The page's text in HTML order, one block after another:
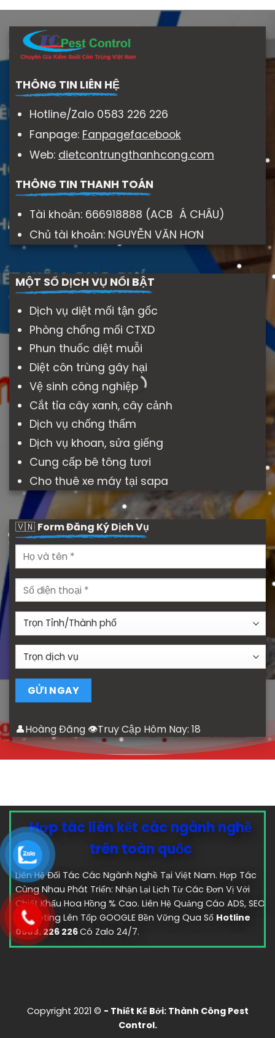
THÔNG TIN LIÊN HỆ
Hotline/Zalo 0583 226 226
Fanpage: Fanpagefacebook
Web: dietcontrungthanhcong.com
THÔNG TIN THANH TOÁN
Tài khoản: 666918888 (ACB Á CHÂU)
Chủ tài khoản: NGUYỄN VĂN HƠN
MỘT SỐ DỊCH VỤ NỔI BẬT
Dịch vụ diệt mối tận gốc
Phòng chống mối CTXD
Phun thuốc diệt muỗi
Diệt côn trùng gây hại
Vệ sinh công nghiệp
Cắt tỉa cây xanh, cây cảnh
Dịch vụ chống thấm
Dịch vụ khoan, sửa giếng
Cung cấp bê tông tươi
Cho thuê xe máy tại sapa
🇻🇳 Form Đăng Ký Dịch Vụ
👤Hoàng Đăng 👁Truy Cập Hôm Nay: 18
Hợp tác liên kết các ngành nghề
trên toàn quốc
Liên Hệ Đối Tác Các Ngành Nghề Tại Việt Nam. Hợp Tác
Cùng Nhau Phát Triển: Nhận Lại Lịch Từ Các Đơn Vị Với
Chiết Khấu Hoa Hồng % Cao. Liên Hệ Quảng Cáo ADS, SEO
marketing Lên Tốp GOOGLE Bền Vững Qua Số Hotline
0583. 226 226Có Zalo 24/7.
Copyright 2021 © - Thiết Kế Bởi: Thành Công Pest
Control.